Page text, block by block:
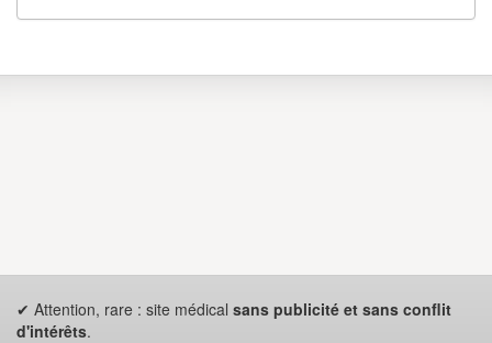
✔ Attention, rare : site médical sans publicité et sans conflit
d'intérêts.